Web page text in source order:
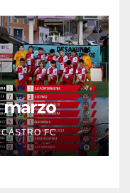
marzo
FC